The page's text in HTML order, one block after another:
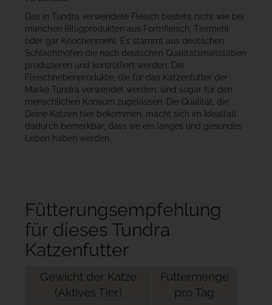
Das in Tundra verwendete Fleisch besteht nicht wie bei
manchen Billigprodukten aus Formfleisch, Tiermehl
oder gar Knochenmehl. Es stammt aus deutschen
Schlachthöfen die nach deutschen Qualitätsmaßstäben
produzieren und kontrolliert werden. Die
Fleischnebenprodukte, die für das Katzenfutter der
Marke Tundra verwendet werden, sind sogar für den
menschlichen Konsum zugelassen. Die Qualität, die
Deine Katzen hier bekommen, macht sich im Idealfall
dadurch bemerkbar, dass sie ein langes und gesundes
Leben haben werden.
Fütterungsempfehlung
für dieses Tundra
Katzenfutter
Gewicht der Katze
(Aktives Tier)
Futtermenge
pro Tag